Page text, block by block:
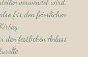
für den feierlichen
den festlichen Anlass